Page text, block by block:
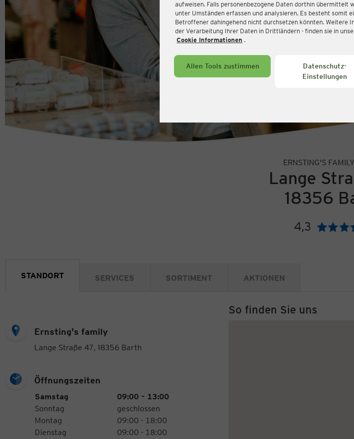
aufweisen. Falls personenbezogene Daten dorthin übermittelt
unter Umständen erfassen und analysieren. Es besteht somit
Betroffener dahingehend nicht durchsetzen könnten. Weitere
der Verarbeitung Ihrer Daten in Drittländern - finden sie in
Cookie Informationen .
Allen Tools zustimmen
Datenschutz-
Einstellungen
ERNSTING'S
Lange
18356
4,3
STANDORT SERVICES SORTIMENT AKTIONEN
Ernsting's family
Lange Straße 47, 18356 Barth
Öffnungszeiten
Öffnungszeiten
Wochentag
Samstag
09:00 - 13:00
Sonntag
geschlossen
Montag
09:00 - 18:00
Dienstag
09:00 - 18:00
So finden Sie uns